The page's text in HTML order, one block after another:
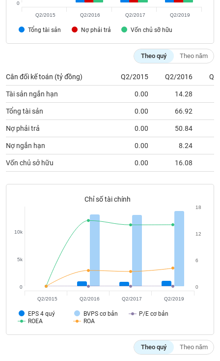
Tổng tài sản Nợ phải trả Vốn chủ sỡ hữu
0
Q2/2015 Q2/2016 Q2/2017 Q2/2019
Theo quý Theo năm
Cân đối kế toán (tỷ đồng) Q2/2015 Q2/2016
Tài sản ngắn hạn 0.00 14.28
Tổng tài sản 0.00 66.92
Nợ phải trả 0.00 50.84
Nợ ngắn hạn 0.00 8.24
Vốn chủ sở hữu 0.00 16.08
Chỉ số tài chính
EPS 4 quý BVPS cơ bản
P/E cơ bản
ROEA
ROA
0
5k
10k
0
6
12
18
Q2/2015 Q2/2016 Q2/2017 Q2/2019
Theo quý Theo năm
viết
giả
cáo
phân
tích
(-)
Thuật
ngữ
(-)
Sách